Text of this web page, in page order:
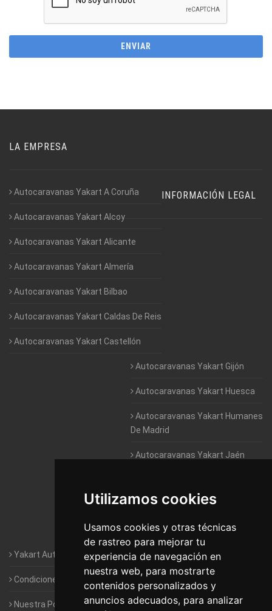
Utilizamos cookies
Usamos cookies y otras técnicas
de rastreo para mejorar tu
experiencia de navegación en
nuestra web, para mostrarte
contenidos personalizados y
anuncios adecuados, para analizar
LA EMPRESA
Autocaravanas Yakart A Coruña
Autocaravanas Yakart Alcoy
Autocaravanas Yakart Alicante
Autocaravanas Yakart Almería
Autocaravanas Yakart Bilbao
Autocaravanas Yakart Caldas De Reis
Autocaravanas Yakart Castellón
Autocaravanas Yakart Gijón
Autocaravanas Yakart Huesca
Autocaravanas Yakart Humanes
De Madrid
Autocaravanas Yakart Jaén
Autocaravanas Yakart Valencia
Autocaravanas Yakart Vitoria
INFORMACIÓN LEGAL
Yakart Autocaravanas · La empresa
Condiciones de Alquiler de Yakart
Nuestra Política de Privacidad